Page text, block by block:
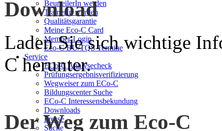
BeurteilerIn werden
TrainerIn werden
Qualitätsgarantie
Meine Eco-C Card
Member-Login
Eco-C BU/TQS Termine
Service
ECo-C Analysecheck
Prüfungsergebnisverifizierung
Wegweiser zum ECo-C
Bildungscenter Suche
ECo-C Interessensbekundung
Downloads
Presse
Suche
Download
Laden Sie sich wichtige
C herunter.
Der Weg zum Eco-C